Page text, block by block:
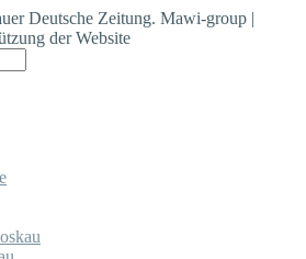
Deutsche Zeitung. Mawi-group |
der Website